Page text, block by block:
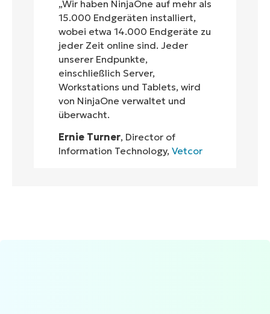
„Wir haben NinjaOne auf mehr als
15.000 Endgeräten installiert,
wobei etwa 14.000 Endgeräte zu
jeder Zeit online sind. Jeder
unserer Endpunkte,
einschließlich Server,
Workstations und Tablets, wird
von NinjaOne verwaltet und
überwacht.
Ernie Turner, Director of
Information Technology, Vetcor